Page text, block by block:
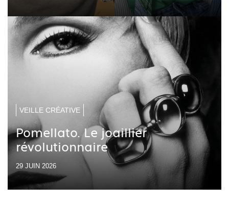
VEILLE CRÉATIVE
Pomellato. Le joaillier
révolutionnaire
29 JUIN 2026